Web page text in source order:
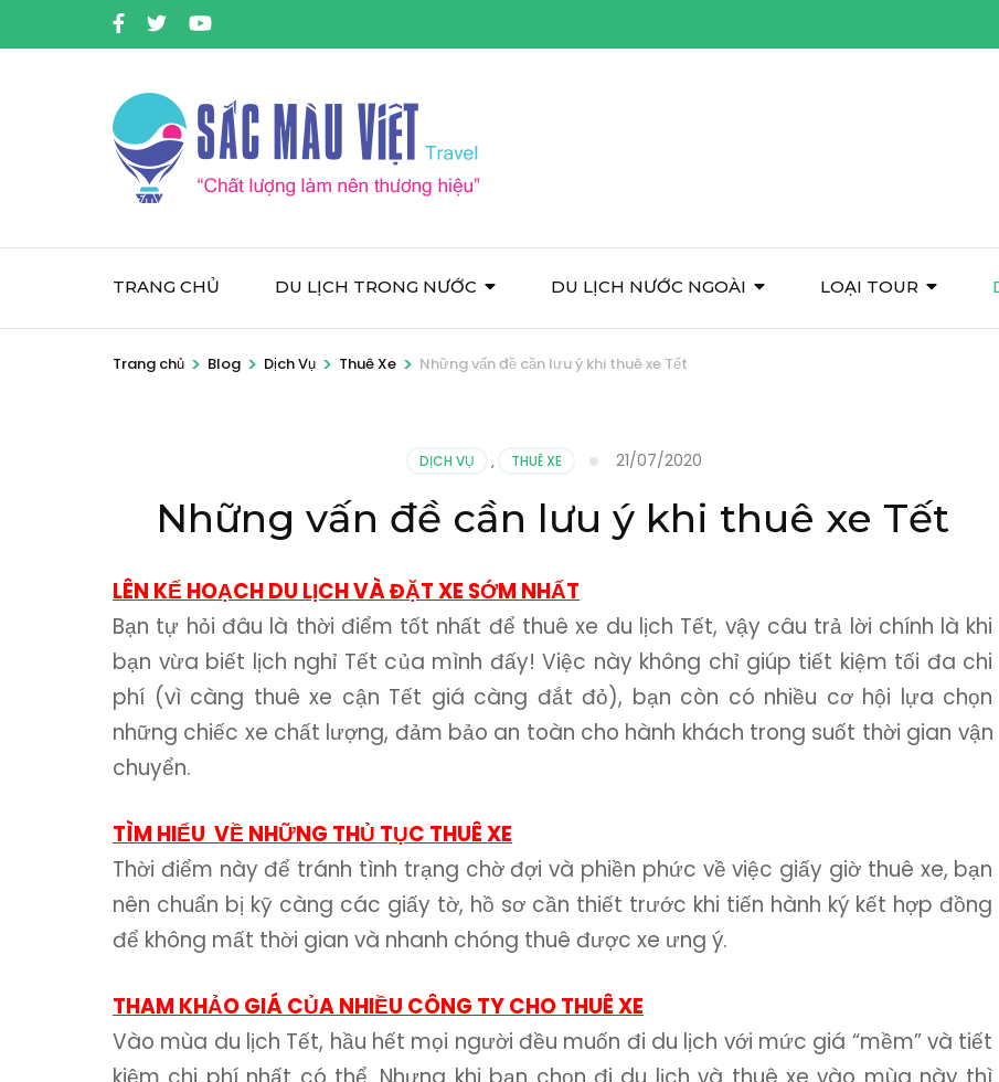
qua
TRANG CHỦ DU LỊCH TRONG NƯỚC DU LỊCH NƯỚC NGOÀI LOẠI TOUR
Trang chủ > Blog > Dịch Vụ > Thuê Xe > Những vấn đề cần lưu ý khi thuê xe Tết
DỊCH VỤ , THUÊ XE 21/07/2020
Những vấn đề cần lưu ý khi thuê xe Tết
LÊN KẾ HOẠCH DU LỊCH VÀ ĐẶT XE SỚM NHẤT
Bạn tự hỏi đâu là thời điểm tốt nhất để thuê xe du lịch Tết, vậy câu trả lời chính là khi
bạn vừa biết lịch nghỉ Tết của mình đấy! Việc này không chỉ giúp tiết kiệm tối đa chi
phí (vì càng thuê xe cận Tết giá càng đắt đỏ), bạn còn có nhiều cơ hội lựa chọn
những chiếc xe chất lượng, đảm bảo an toàn cho hành khách trong suốt thời gian vận
chuyển.
TÌM HIỂU VỀ NHỮNG THỦ TỤC THUÊ XE
Thời điểm này để tránh tình trạng chờ đợi và phiền phức về việc giấy giờ thuê xe, bạn
nên chuẩn bị kỹ càng các giấy tờ, hồ sơ cần thiết trước khi tiến hành ký kết hợp đồng
để không mất thời gian và nhanh chóng thuê được xe ưng ý.
THAM KHẢO GIÁ CỦA NHIỀU CÔNG TY CHO THUÊ XE
Vào mùa du lịch Tết, hầu hết mọi người đều muốn đi du lịch với mức giá “mềm” và tiết